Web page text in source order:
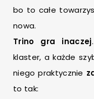
bo to całe
nowa.
Trino gra inaczej
klaster, a każde
niego praktycznie
to tak: